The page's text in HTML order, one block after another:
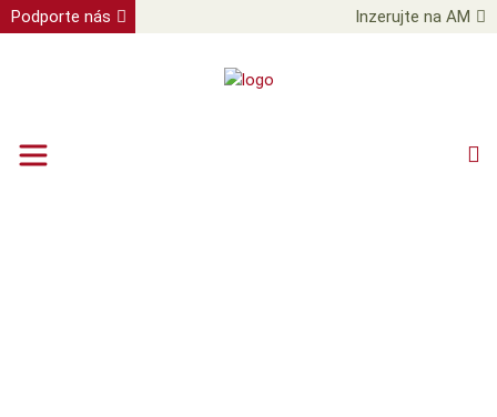
Podporte nás Inzerujte na AM